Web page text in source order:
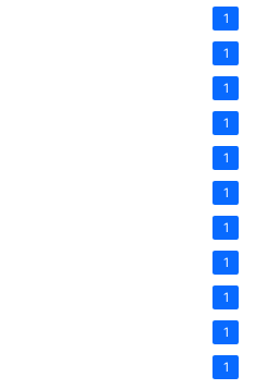
1
1
1
1
1
1
1
1
1
1
1